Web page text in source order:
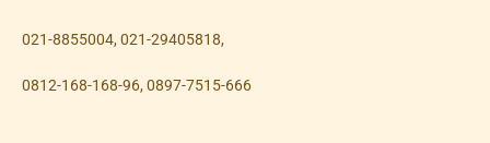
021-8855004, 021-29405818,
0812-168-168-96, 0897-7515-666